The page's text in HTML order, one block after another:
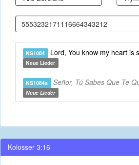
NS1084 Lord, You know my heart is
Neue Lieder
NS1084s Señor, Tú Sabes Que Te
Neue Lieder
Kolosser 3:16